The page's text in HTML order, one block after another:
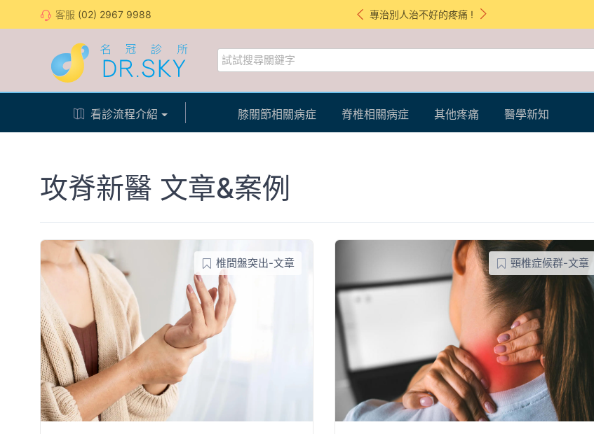
客服 (02) 2967 9988 專治別人治不好的疼痛 !
看診流程介紹 膝關節相關病症 脊椎相關病症 其他疼痛 醫學新知
攻脊新醫 文章&案例
椎間盤突出-文章 頸椎症候群-文章